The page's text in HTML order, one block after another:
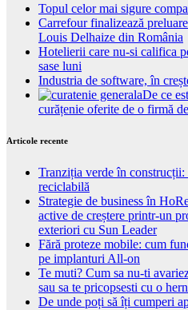
Topul celor mai sigure
Carrefour finalizează
Louis Delhaize din România
Hotelierii care nu-si califica
sase luni
Industria de software, în
De ce
curățenie oferite de o firmă
Articole recente
Tranziția verde în construcții:
reciclabilă
Strategie de business în
active de creștere printr-un
exteriori cu Sun Leader
Fără proteze mobile: cum
pe implanturi All-on
Te muti? Cum sa nu-ti
sau sa te pricopsesti cu o
De unde poți să îți cumperi